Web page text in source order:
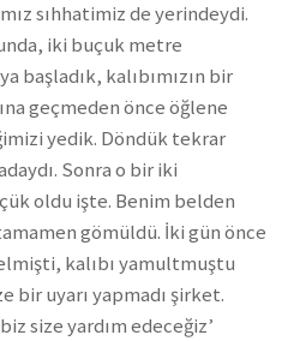
sıhhatimiz de yerindeydi.
iki buçuk metre
başladık, kalıbımızın bir
geçmeden önce öğlene
yedik. Döndük tekrar
Sonra o bir iki
oldu işte. Benim belden
gömüldü. İki gün önce
kalıbı yamultmuştu
bir uyarı yapmadı şirket.
size yardım edeceğiz’